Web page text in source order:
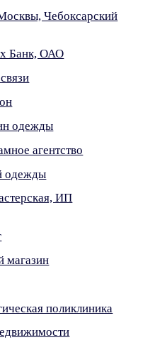
Чебоксарский
Банк, ОАО
одежды
агентство
одежды
ИП
магазин
поликлиника